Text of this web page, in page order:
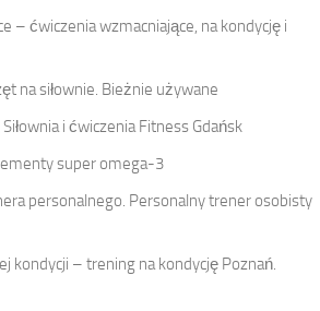
– ćwiczenia wzmacniające, na kondycję i
na siłownie. Bieżnie używane
i ćwiczenia Fitness Gdańsk
super omega-3
personalnego. Personalny trener osobisty
kondycji – trening na kondycję Poznań.